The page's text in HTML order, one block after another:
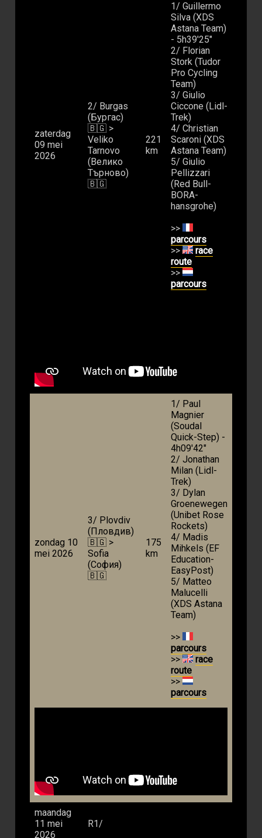
zaterdag
09 mei
2026
2/ Burgas
(Бургас)
🇧🇬 >
Veliko
Tarnovo
(Велико
Търново)
🇧🇬
221
km
1/ Guillermo
Silva (XDS
Astana Team)
- 5h39'25"
2/ Florian
Stork (Tudor
Pro Cycling
Team)
3/ Giulio
Ciccone (Lidl-
Trek)
4/ Christian
Scaroni (XDS
Astana Team)
5/ Giulio
Pellizzari
(Red Bull-
BORA-
hansgrohe)
>>
parcours
>>
race
route
>>
parcours
zondag 10
mei 2026
3/ Plovdiv
(Пловдив)
🇧🇬 >
Sofia
(София)
🇧🇬
175
km
1/ Paul
Magnier
(Soudal
Quick-Step) -
4h09'42"
2/ Jonathan
Milan (Lidl-
Trek)
3/ Dylan
Groenewegen
(Unibet Rose
Rockets)
4/ Madis
Mihkels (EF
Education-
EasyPost)
5/ Matteo
Malucelli
(XDS Astana
Team)
>>
parcours
>>
race
route
>>
parcours
maandag
11 mei
2026
R1/